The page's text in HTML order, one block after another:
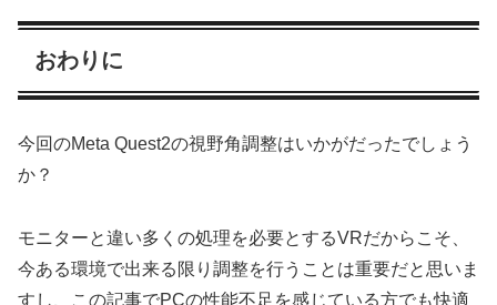
おわりに
今回のMeta Quest2の視野角調整はいかがだったでしょう
か？
モニターと違い多くの処理を必要とするVRだからこそ、
今ある環境で出来る限り調整を行うことは重要だと思いま
すし、この記事でPCの性能不足を感じている方でも快適